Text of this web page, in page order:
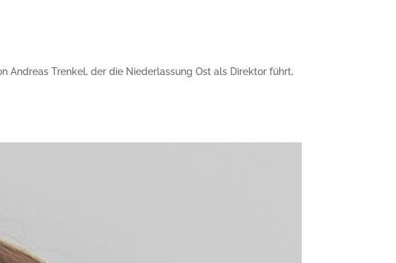
Andreas Trenkel, der die Niederlassung Ost als Direktor führt,